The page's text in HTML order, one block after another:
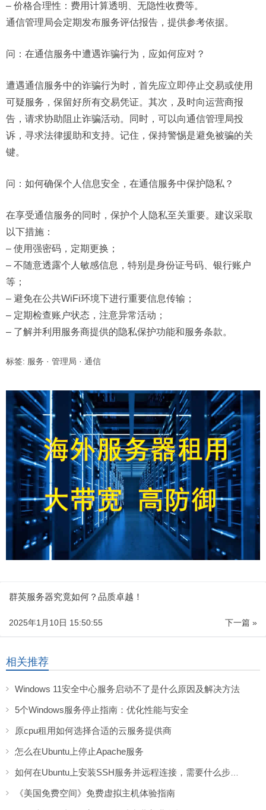
– 价格合理性：费用计算透明、无隐性收费等。
通信管理局会定期发布服务评估报告，提供参考依据。
问：在通信服务中遭遇诈骗行为，应如何应对？
遭遇通信服务中的诈骗行为时，首先应立即停止交易或使用
可疑服务，保留好所有交易凭证。其次，及时向运营商报
告，请求协助阻止诈骗活动。同时，可以向通信管理局投
诉，寻求法律援助和支持。记住，保持警惕是避免被骗的关
键。
问：如何确保个人信息安全，在通信服务中保护隐私？
在享受通信服务的同时，保护个人隐私至关重要。建议采取
以下措施：
– 使用强密码，定期更换；
– 不随意透露个人敏感信息，特别是身份证号码、银行账户
等；
– 避免在公共WiFi环境下进行重要信息传输；
– 定期检查账户状态，注意异常活动；
– 了解并利用服务商提供的隐私保护功能和服务条款。
标签: 服务 · 管理局 · 通信
群英服务器究竟如何？品质卓越！
下一篇 »
2025年1月10日 15:50:55
相关推荐
Windows 11安全中心服务启动不了是什么原因及解决方法
5个Windows服务停止指南：优化性能与安全
原cpu租用如何选择合适的云服务提供商
怎么在Ubuntu上停止Apache服务
《美国免费空间》免费虚拟主机体验指南